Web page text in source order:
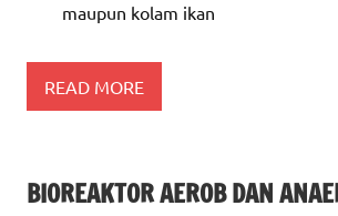
maupun kolam ikan
READ MORE
BIOREAKTOR AEROB DAN